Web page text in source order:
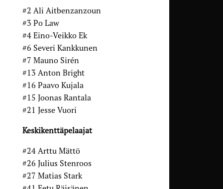
#2 Ali Aitbenzanzoun
#3 Po Law
#4 Eino-Veikko Ek
#6 Severi Kankkunen
#7 Mauno Sirén
#13 Anton Bright
#16 Paavo Kujala
#15 Joonas Rantala
#21 Jesse Vuori
Keskikenttäpelaajat
#24 Arttu Mättö
#26 Julius Stenroos
#27 Matias Stark